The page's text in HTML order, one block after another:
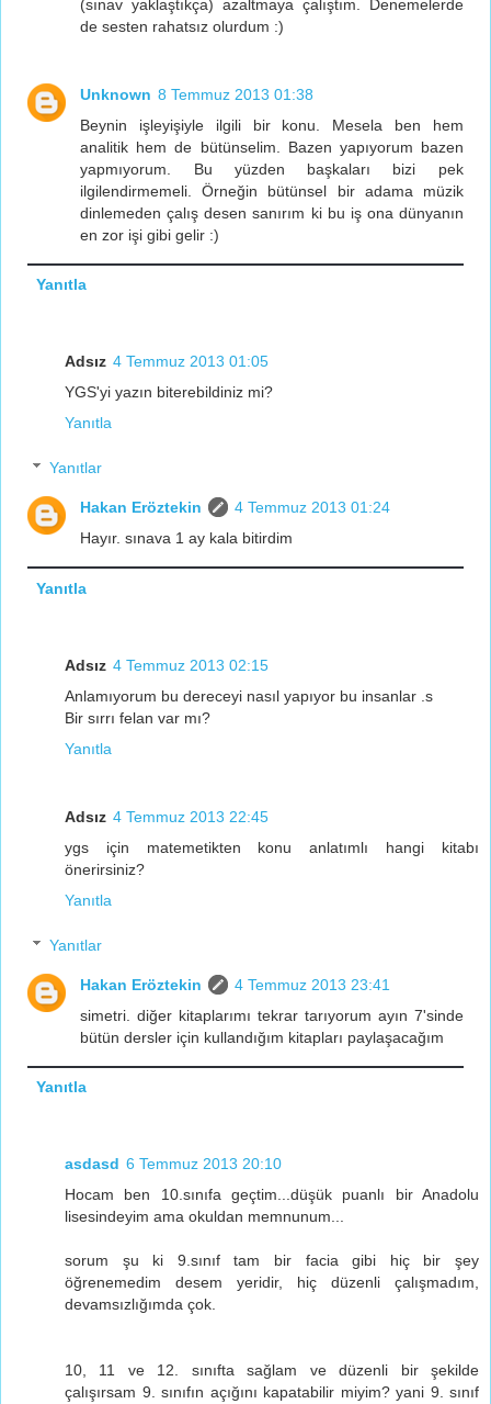
(sınav yaklaştıkça) azaltmaya çalıştım. Denemelerde
de sesten rahatsız olurdum :)
Unknown 8 Temmuz 2013 01:38
Beynin işleyişiyle ilgili bir konu. Mesela ben hem
analitik hem de bütünselim. Bazen yapıyorum bazen
yapmıyorum. Bu yüzden başkaları bizi pek
ilgilendirmemeli. Örneğin bütünsel bir adama müzik
dinlemeden çalış desen sanırım ki bu iş ona dünyanın
en zor işi gibi gelir :)
Yanıtla
Adsız 4 Temmuz 2013 01:05
YGS'yi yazın biterebildiniz mi?
Yanıtla
Yanıtlar
Hakan Eröztekin
4 Temmuz 2013 01:24
Hayır. sınava 1 ay kala bitirdim
Yanıtla
Adsız 4 Temmuz 2013 02:15
Anlamıyorum bu dereceyi nasıl yapıyor bu insanlar .s
Bir sırrı felan var mı?
Yanıtla
Adsız 4 Temmuz 2013 22:45
ygs için matemetikten konu anlatımlı hangi kitabı
önerirsiniz?
Yanıtla
Yanıtlar
Hakan Eröztekin
4 Temmuz 2013 23:41
simetri. diğer kitaplarımı tekrar tarıyorum ayın 7'sinde
bütün dersler için kullandığım kitapları paylaşacağım
Yanıtla
asdasd 6 Temmuz 2013 20:10
Hocam ben 10.sınıfa geçtim...düşük puanlı bir Anadolu
lisesindeyim ama okuldan memnunum...
sorum şu ki 9.sınıf tam bir facia gibi hiç bir şey
öğrenemedim desem yeridir, hiç düzenli çalışmadım,
devamsızlığımda çok.
10, 11 ve 12. sınıfta sağlam ve düzenli bir şekilde
çalışırsam 9. sınıfın açığını kapatabilir miyim? yani 9. sınıf